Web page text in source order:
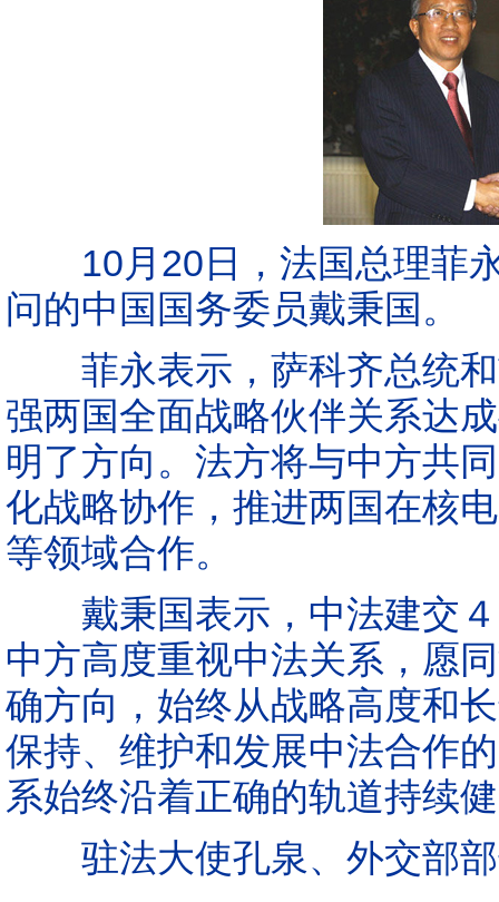
10月20日，法国总理菲永
问的中国国务委员戴秉国。
菲永表示，萨科齐总统和
强两国全面战略伙伴关系达
明了方向。法方将与中方共
化战略协作，推进两国在核
等领域合作。
戴秉国表示，中法建交４
中方高度重视中法关系，愿
确方向，始终从战略高度和
保持、维护和发展中法合作
系始终沿着正确的轨道持续
驻法大使孔泉、外交部部